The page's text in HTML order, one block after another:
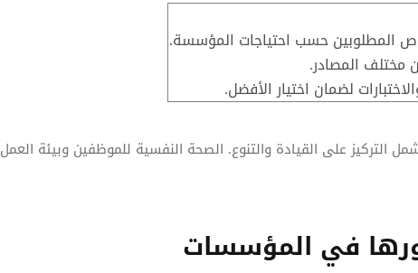
المطلوبين حسب احتياجات المؤسسة.
المصادر.
لضمان اختيار الأفضل.
التركيز على القيادة والتنوع. الصحة النفسية للموظفين وبيئة العمل
في المؤسسات